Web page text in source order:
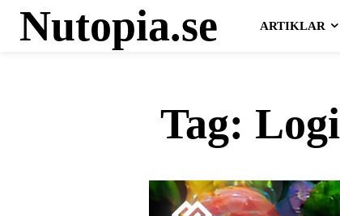
Nutopia.se ARTIKLAR
Tag: